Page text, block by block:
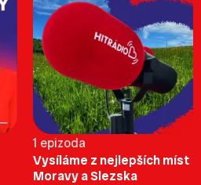
1 epizoda
Vysíláme z nejlepších míst
Moravy a Slezska